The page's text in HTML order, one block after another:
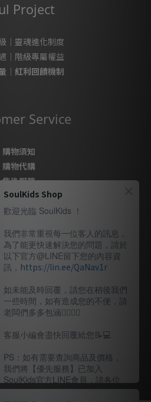
Project
｜靈魂進化制度
｜階級專屬權益
｜紅利回饋機制
Service
購物須知
購物代購
售後服務
隱私政策
Us
桃園市桃園區復興路69號
03-337-1777
：＠soulkids
SoulKids Shop
歡迎光臨 SoulKids ！
我們非常重視每一位客人的訊息，
為了能更快速解決您的問題，請於
以下官方@LINE留下您的內容資
訊， https://lin.ee/QaNav1r
如未能及時回覆，請您在稍後我們
一些時間，如有造成您的不便，請
老闆們多多包涵🙇🏽‍🙇‍♀️
客服小編會盡快回覆給您📝💻️
PS：如有需要查詢商品及價格，
我們將【優先服務】已加入
SoulKids官方LINE會員，請各位
老闆多多諒解。